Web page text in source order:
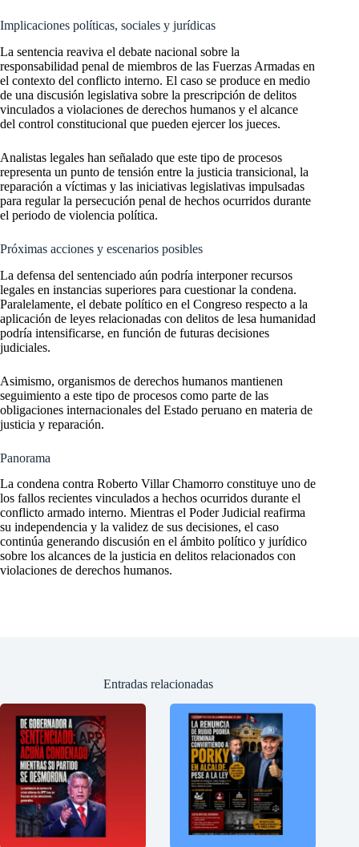
Implicaciones políticas, sociales y jurídicas
La sentencia reaviva el debate nacional sobre la
responsabilidad penal de miembros de las Fuerzas Armadas en
el contexto del conflicto interno. El caso se produce en medio
de una discusión legislativa sobre la prescripción de delitos
vinculados a violaciones de derechos humanos y el alcance
del control constitucional que pueden ejercer los jueces.
Analistas legales han señalado que este tipo de procesos
representa un punto de tensión entre la justicia transicional, la
reparación a víctimas y las iniciativas legislativas impulsadas
para regular la persecución penal de hechos ocurridos durante
el periodo de violencia política.
Próximas acciones y escenarios posibles
La defensa del sentenciado aún podría interponer recursos
legales en instancias superiores para cuestionar la condena.
Paralelamente, el debate político en el Congreso respecto a la
aplicación de leyes relacionadas con delitos de lesa humanidad
podría intensificarse, en función de futuras decisiones
judiciales.
Asimismo, organismos de derechos humanos mantienen
seguimiento a este tipo de procesos como parte de las
obligaciones internacionales del Estado peruano en materia de
justicia y reparación.
Panorama
La condena contra Roberto Villar Chamorro constituye uno de
los fallos recientes vinculados a hechos ocurridos durante el
conflicto armado interno. Mientras el Poder Judicial reafirma
su independencia y la validez de sus decisiones, el caso
continúa generando discusión en el ámbito político y jurídico
sobre los alcances de la justicia en delitos relacionados con
violaciones de derechos humanos.
Entradas relacionadas